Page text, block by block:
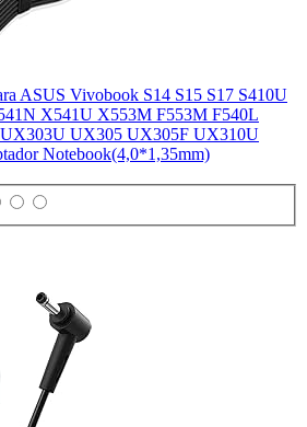
ASUS Vivobook S14 S15 S17 S410U
X541U X553M F553M F540L
UX305 UX305F UX310U
Notebook(4,0*1,35mm)